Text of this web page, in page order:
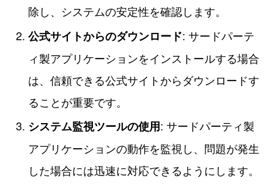
除し、システムの安定性を確認します。
公式サイトからのダウンロード: サードパーテ
ィ製アプリケーションをインストールする場合
は、信頼できる公式サイトからダウンロードす
ることが重要です。
システム監視ツールの使用: サードパーティ製
アプリケーションの動作を監視し、問題が発生
した場合には迅速に対応できるようにします。